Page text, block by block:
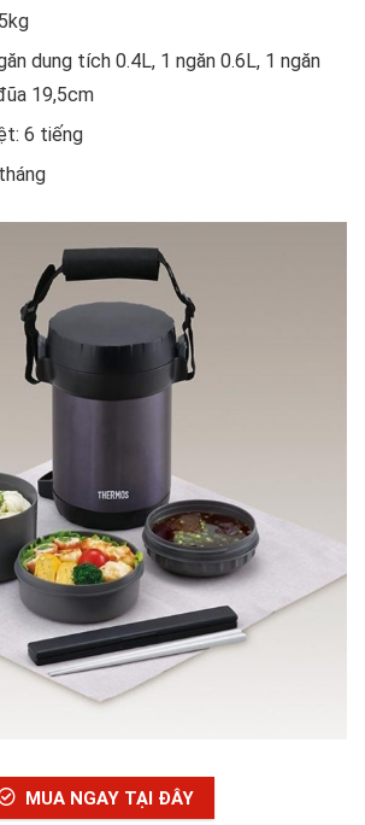
dung tích 0.4L, 1 ngăn 0.6L, 1 ngăn
19,5cm
6 tiếng
MUA NGAY TẠI ĐÂY